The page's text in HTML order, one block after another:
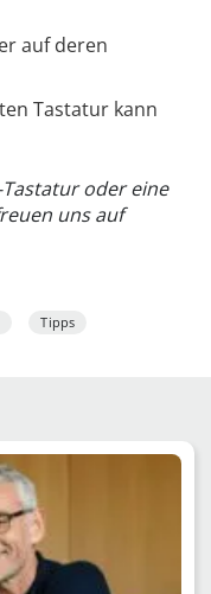
auf deren
Tastatur kann
Tastatur oder eine
uns auf
Tipps